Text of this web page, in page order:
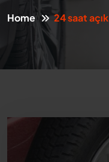
Home 24 saat açık